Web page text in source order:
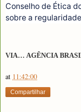
Conselho de Ética
sobre a
VIA… AGÊNCIA
at 11:42:00
Compartilhar